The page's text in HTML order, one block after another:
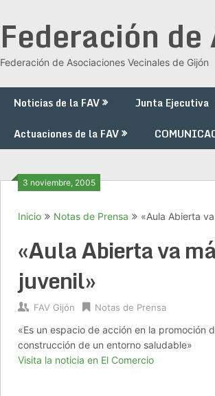
Federación
Federación de Asociaciones Vecinales de Gijón
Noticias de la FAV Junta Ejecutiva
Actuaciones de la FAV
3 noviembre, 2005
Inicio Notas de Prensa «Aula Abierta
«Aula Abierta va
juvenil»
FAV Gijón Notas de Prensa
«Es un espacio de acción en la promoción
construcción de un entorno saludable»
Visita la noticia en El Comercio